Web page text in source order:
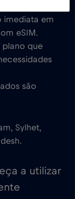
imediata em
eSIM.
plano que
são
Sylhet,
a utilizar